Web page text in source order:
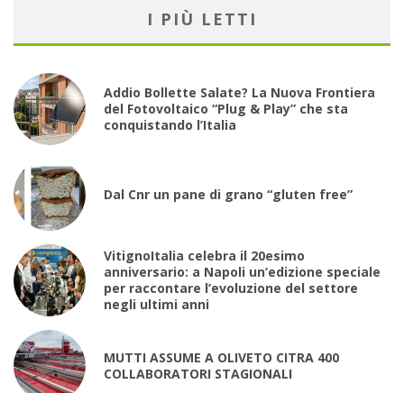
I PIÙ LETTI
Addio Bollette Salate? La Nuova Frontiera
del Fotovoltaico “Plug & Play” che sta
conquistando l’Italia
Dal Cnr un pane di grano “gluten free”
VitignoItalia celebra il 20esimo
anniversario: a Napoli un’edizione speciale
per raccontare l’evoluzione del settore
negli ultimi anni
MUTTI ASSUME A OLIVETO CITRA 400
COLLABORATORI STAGIONALI